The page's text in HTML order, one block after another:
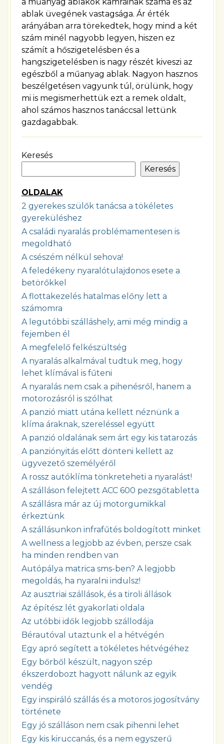
ablak üvegének vastagsága. Ár érték
arányában arra törekedtek, hogy mind a két
szám minél nagyobb legyen, hiszen ez
számít a hőszigetelésben és a
hangszigetelésben is nagy részét kiveszi az
egészből a műanyag ablak. Nagyon hasznos
beszélgetésen vagyunk túl, örülünk, hogy
mi is megismerhettük ezt a remek oldalt,
ahol számos hasznos tanáccsal lettünk
gazdagabbak.
Keresés
Keresés
OLDALAK
2 gyerekes szülők tanácsa a tökéletes
gyereküléshez
A családi nyaralás problémamentesen is
megoldható
A csészém nélkül sehova!
A feledékeny nyaralótulajdonos esete a
betörőkkel
A flottakezelés hatalmas előny lett a
számomra
A legutóbbi szálláshely, ami még mindig a
fejemben él
A megfelelő felkészültség
A nyaralás alkalmával tudtuk meg, hogy
lehet klímával is fűteni
A nyaralás nem csak a pihenésről, hanem a
motorozásról is szólhat
A panzió miatt utána kellett néznünk a
klíma áraknak, szereléssel együtt
A panzió oldalának sem árt egy kis tatarozás
A panziónyitás előtt dönteni kellett az
ügyvezető személyéről
A rossz autóklíma tönkreteheti a nyaralást!
A szálláson felejtett ACC 600 pezsgőtabletta
A szállásra már az új motorgumikkal
érkeztünk
A szállásunkon infrafűtés boldogított minket
A wellness a legjobb az évben, persze csak
ha minden rendben van
Autópálya matrica sms-ben? A legjobb
megoldás, ha nyaralni indulsz!
Az ausztriai szállások, és a tiroli állások
Az építész lét gyakorlati oldala
Az utóbbi idők legjobb szállodája
Bérautóval utaztunk el a hétvégén
Egy apró segített a tökéletes hétvégéhez
Egy bőrből készült, nagyon szép
ékszerdobozt hagyott nálunk az egyik
vendég
Egy inspiráló szállás és a motoros jogosítvány
története
Egy jó szálláson nem csak pihenni lehet
Egy kis kiruccanás, és a nem egyszerű